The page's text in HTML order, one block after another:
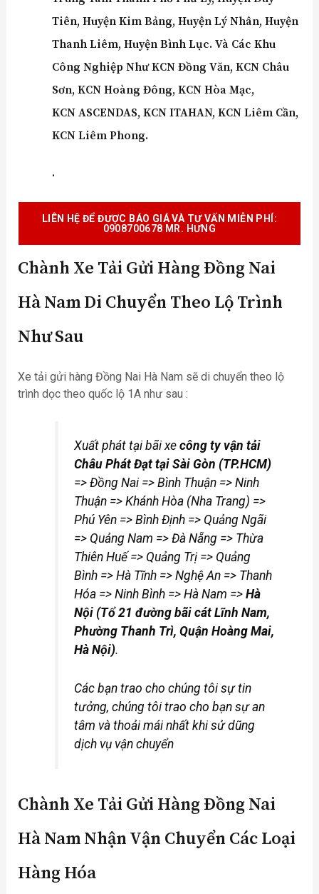
Tiên, Huyện Kim Bảng, Huyện Lý Nhân, Huyện
Thanh Liêm, Huyện Bình Lục. Và Các Khu
Công Nghiệp Như KCN Đồng Văn, KCN Châu
Sơn, KCN Hoàng Đông, KCN Hòa Mạc,
KCN ASCENDAS, KCN ITAHAN, KCN Liêm Cần,
KCN Liêm Phong.
.
LIÊN HỆ ĐỂ ĐƯỢC BÁO GIÁ VÀ TƯ VẤN MIỄN P HÍ:
0908700678 MR. HƯNG
Chành Xe Tải Gửi Hàng Đồng Nai
Hà Nam Di Chuyển Theo Lộ Trình
Như Sau
Xe tải gửi hàng Đồng Nai Hà Nam sẽ di chuyển theo lộ
trình dọc theo quốc lộ 1A như sau :
Xuất phát tại bãi xe công ty vận tải
Châu Phát Đạt tại Sài Gòn (TP.HCM)
=> Đồng Nai => Bình Thuận => Ninh
Thuận => Khánh Hòa (Nha Trang) =>
Phú Yên => Bình Định => Quảng Ngãi
=> Quảng Nam => Đà Nẵng => Thừa
Thiên Huế => Quảng Trị => Quảng
Bình => Hà Tĩnh => Nghệ An => Thanh
Hóa => Ninh Bình => Hà Nam => Hà
Nội (Tổ 21 đường bãi cát Lĩnh Nam,
Phường Thanh Trì, Quận Hoàng Mai,
Hà Nội).
Các bạn trao cho chúng tôi sự tin
tưởng, chúng tôi trao cho bạn sự an
tâm và thoải mái nhất khi sử dũng
dịch vụ vận chuyển
Chành Xe Tải Gửi Hàng Đồng Nai
Hà Nam Nhận Vận Chuyển Các Loại
Hàng Hóa